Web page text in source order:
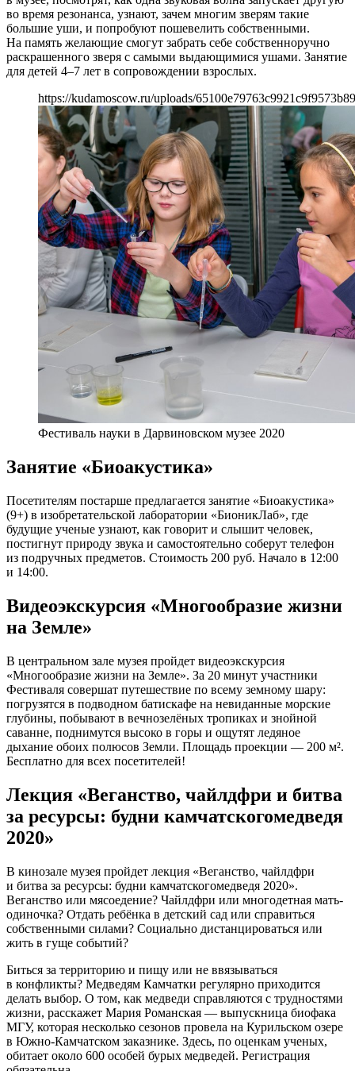
во время резонанса, узнают, зачем многим зверям такие
большие уши, и попробуют пошевелить собственными.
На память желающие смогут забрать себе собственноручно
раскрашенного зверя с самыми выдающимися ушами. Занятие
для детей 4–7 лет в сопровождении взрослых.
https://kudamoscow.ru/uploads/
Фестиваль науки в Дарвиновском музее 2020
Занятие «Биоакустика»
Посетителям постарше предлагается занятие «Биоакустика»
(9+) в изобретательской лаборатории «БионикЛаб», где
будущие ученые узнают, как говорит и слышит человек,
постигнут природу звука и самостоятельно соберут телефон
из подручных предметов. Стоимость 200 руб. Начало в 12:00
и 14:00.
Видеоэкскурсия «Многообразие жизни
на Земле»
В центральном зале музея пройдет видеоэкскурсия
«Многообразие жизни на Земле». За 20 минут участники
Фестиваля совершат путешествие по всему земному шару:
погрузятся в подводном батискафе на невиданные морские
глубины, побывают в вечнозелёных тропиках и знойной
саванне, поднимутся высоко в горы и ощутят ледяное
дыхание обоих полюсов Земли. Площадь проекции — 200 м².
Бесплатно для всех посетителей!
Лекция «Веганство, чайлдфри и битва
за ресурсы: будни камчатскогомедведя
2020»
В кинозале музея пройдет лекция «Веганство, чайлдфри
и битва за ресурсы: будни камчатскогомедведя 2020».
Веганство или мясоедение? Чайлдфри или многодетная мать-
одиночка? Отдать ребёнка в детский сад или справиться
собственными силами? Социально дистанцироваться или
жить в гуще событий?
Биться за территорию и пищу или не ввязываться
в конфликты? Медведям Камчатки регулярно приходится
делать выбор. О том, как медведи справляются с трудностями
жизни, расскажет Мария Романская — выпускница биофака
МГУ, которая несколько сезонов провела на Курильском озере
в Южно-Камчатском заказнике. Здесь, по оценкам ученых,
обитает около 600 особей бурых медведей. Регистрация